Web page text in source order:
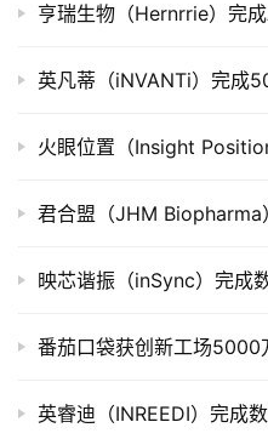
购
组
公
上
数
登录
亨瑞生物（Hernrrie）完
英凡蒂（iNVANTi）完成
火眼位置（Insight
君合盟（JHM Biopharma
映芯谐振（inSync）完成
番茄口袋获创新工场5000
英睿迪（INREEDI）完成